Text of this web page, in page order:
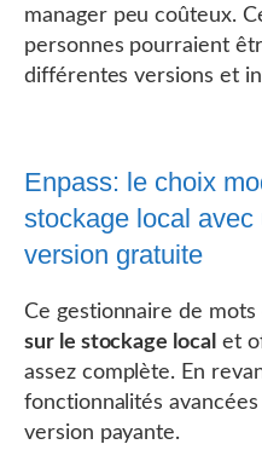
manager peu coûteux.
personnes pourraient
différentes versions et
Enpass: le choix
stockage local
version gratuite
Ce gestionnaire de
sur le stockage local et
assez complète. En
fonctionnalités
version payante.